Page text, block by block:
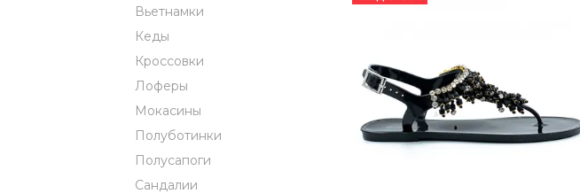
Вьетнамки
Кеды
Кроссовки
Лоферы
Мокасины
Полуботинки
Полусапоги
Сандалии